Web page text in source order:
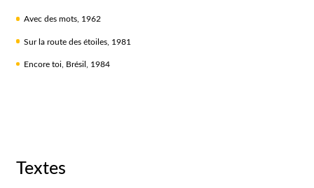
Avec des mots, 1962
Sur la route des étoiles, 1981
Encore toi, Brésil, 1984
Textes